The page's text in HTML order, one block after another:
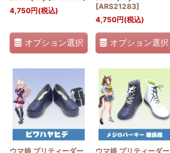
4,750円(税込)
オプション選択
[ARS21283]
4,750円(税込)
オプション選択
ウマ娘 プリティーダー
ウマ娘 プリティーダー